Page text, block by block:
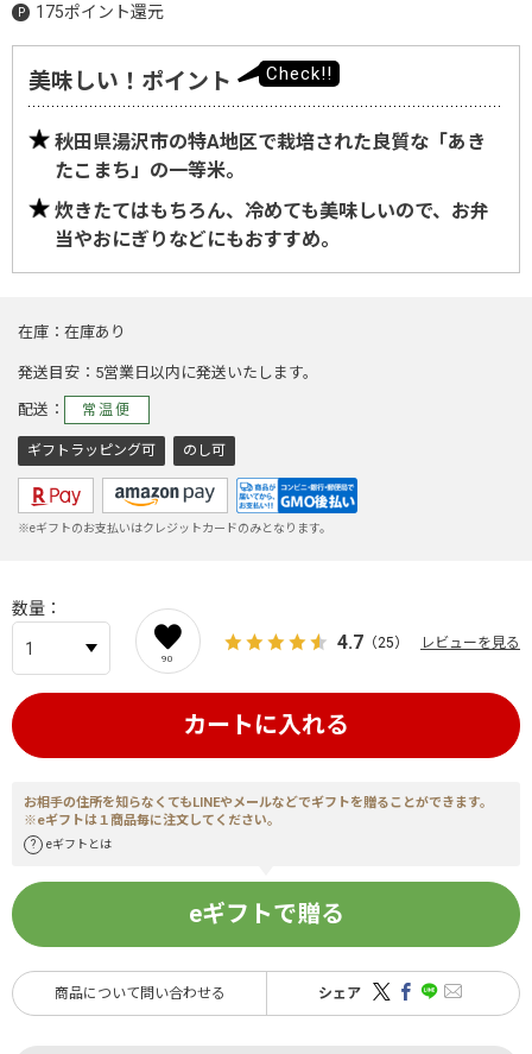
175ポイント還元
美味しい！ポイント
秋田県湯沢市の特A地区で栽培された良質な「あき
たこまち」の一等米。
炊きたてはもちろん、冷めても美味しいので、お弁
当やおにぎりなどにもおすすめ。
在庫 在庫あり
発送目安 5営業日以内に発送いたします。
配送 常温便
ギフトラッピング可 のし可
※eギフトのお支払いはクレジットカードのみとなります。
数量
90
4.7 （25） レビューを見る
カートに入れる
お相手の住所を知らなくてもLINEやメールなどでギフトを贈ることができます。
※eギフトは１商品毎に注文してください。
eギフトとは
eギフトで贈る
商品について問い合わせる シェア